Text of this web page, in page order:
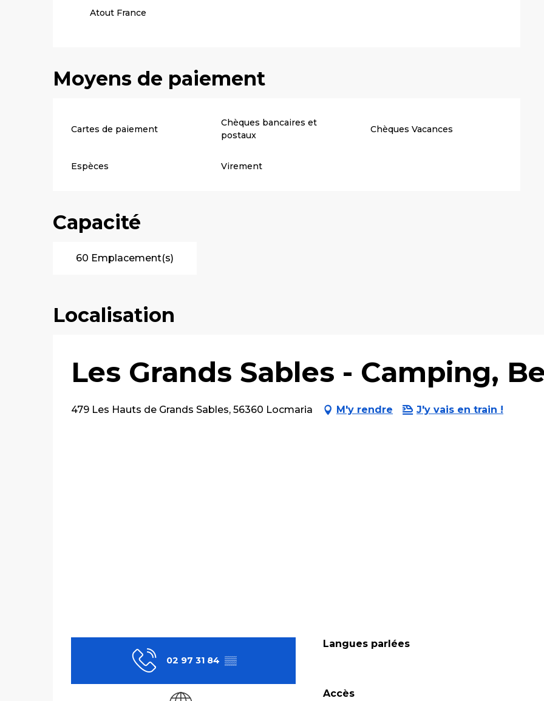
Atout France
Moyens de paiement
Cartes de paiement
Chèques bancaires et
postaux
Chèques Vacances
Espèces Virement
Capacité
60 Emplacement(s)
Localisation
Les Grands Sables - Camping,
479 Les Hauts de Grands Sables, 56360 Locmaria M'y rendre J'y vais en train !
02 97 31 84 ▒▒
Langues parlées
Langues parlées
Accès
Accès